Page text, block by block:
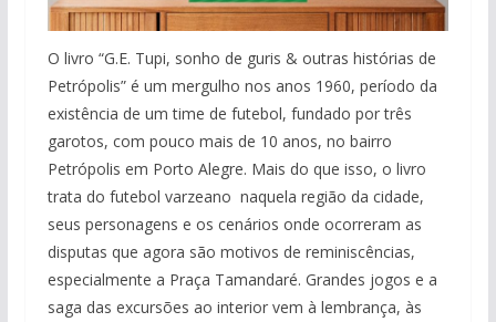
O livro “G.E. Tupi, sonho de guris & outras histórias de
Petrópolis” é um mergulho nos anos 1960, período da
existência de um time de futebol, fundado por três
garotos, com pouco mais de 10 anos, no bairro
Petrópolis em Porto Alegre. Mais do que isso, o livro
trata do futebol varzeano naquela região da cidade,
seus personagens e os cenários onde ocorreram as
disputas que agora são motivos de reminiscências,
especialmente a Praça Tamandaré. Grandes jogos e a
saga das excursões ao interior vem à lembrança, às